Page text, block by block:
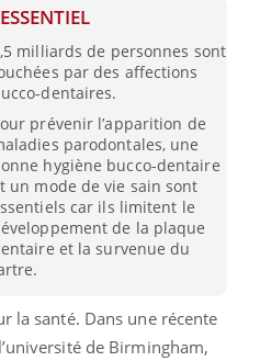
milliards de personnes sont
par des affections
dentaires.
prévenir l’apparition de
parodontales, une
hygiène bucco-dentaire
un mode de vie sain sont
car ils limitent le
de la plaque
et la survenue du
la santé. Dans une récente
de Birmingham,